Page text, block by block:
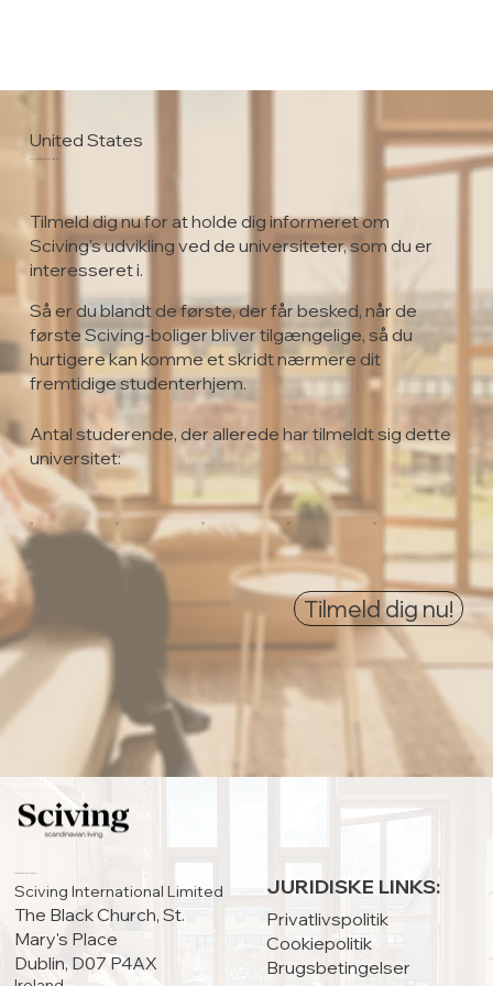
United States
St. Joseph’s College
Tilmeld dig nu for at holde dig informeret om
Sciving's udvikling ved de universiteter, som du er
interesseret i.
Så er du blandt de første, der får besked, når de
første Sciving-boliger bliver tilgængelige, så du
hurtigere kan komme et skridt nærmere dit
fremtidige studenterhjem.
Antal studerende, der allerede har tilmeldt sig dette
universitet:
0
0
0
0
0
Tilmeld dig nu!
HOVEDKONTOR:
Sciving International Limited
The Black Church, St.
Mary's Place
Dublin, D07 P4AX
JURIDISKE LINKS:
Privatlivspolitik
Cookiepolitik
Brugsbetingelser